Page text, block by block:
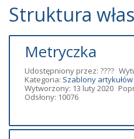
Struktura
Metryczka
Udostępniony przez: ????
Kategoria: Szablony artykułów
Wytworzony: 13 luty 2020
Odsłony: 10076